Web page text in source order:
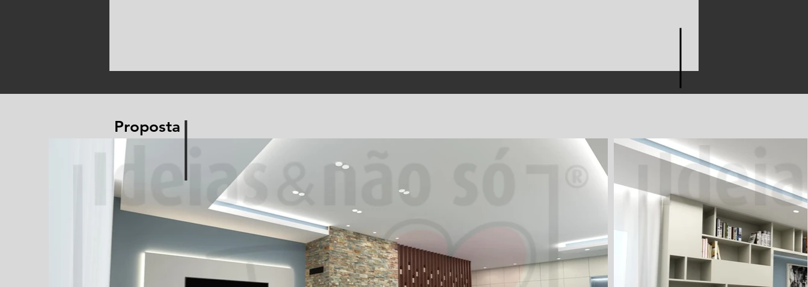
PropostaI